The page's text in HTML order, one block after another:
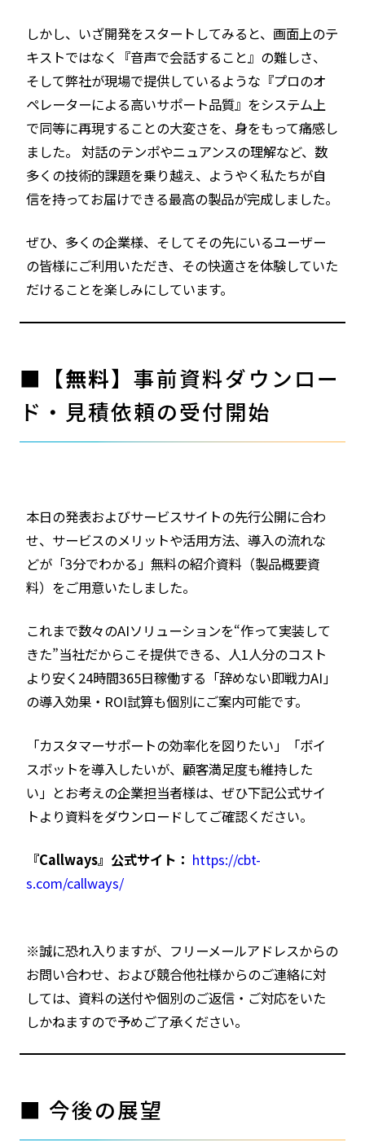
しかし、いざ開発をスタートしてみると、画面上のテ
キストではなく『音声で会話すること』の難しさ、
そして弊社が現場で提供しているような『プロのオ
ペレーターによる高いサポート品質』をシステム上
で同等に再現することの大変さを、身をもって痛感し
ました。 対話のテンポやニュアンスの理解など、数
多くの技術的課題を乗り越え、ようやく私たちが自
信を持ってお届けできる最高の製品が完成しました。
ぜひ、多くの企業様、そしてその先にいるユーザー
の皆様にご利用いただき、その快適さを体験していた
だけることを楽しみにしています。
■【無料】事前資料ダウンロー
ド・見積依頼の受付開始
本日の発表およびサービスサイトの先行公開に合わ
せ、サービスのメリットや活用方法、導入の流れな
どが「3分でわかる」無料の紹介資料（製品概要資
料）をご用意いたしました。
これまで数々のAIソリューションを“作って実装して
きた”当社だからこそ提供できる、人1人分のコスト
より安く24時間365日稼働する「辞めない即戦力AI」
の導入効果・ROI試算も個別にご案内可能です。
「カスタマーサポートの効率化を図りたい」「ボイ
スボットを導入したいが、顧客満足度も維持した
い」とお考えの企業担当者様は、ぜひ下記公式サイ
トより資料をダウンロードしてご確認ください。
『Callways』公式サイト： https://cbt-
s.com/callways/
※誠に恐れ入りますが、フリーメールアドレスからの
お問い合わせ、および競合他社様からのご連絡に対
しては、資料の送付や個別のご返信・ご対応をいた
しかねますので予めご了承ください。
■ 今後の展望